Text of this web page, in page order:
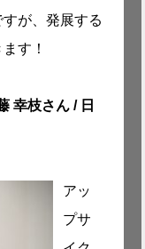
が、発展する
す！
幸枝さん / 日
アッ
プサ